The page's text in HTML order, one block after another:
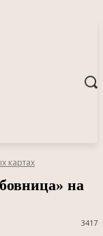
картах
на
3417